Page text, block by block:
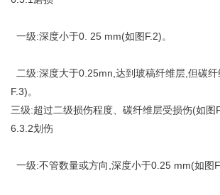
一级:深度小于0. 25 mm(如图F.2)。
二级:深度大于0.25mn,达到玻稿纤维层,但碳
F.3)。
三级:超过二级损伤程度、碳纤维层受损伤(如图
6.3.2划伤
一级:不管数量或方向,深度小于0.25 mm(如图